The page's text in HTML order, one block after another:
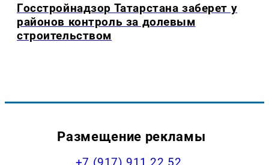
Госстройнадзор Татарстана заберет у
районов контроль за долевым
строительством
Размещение рекламы